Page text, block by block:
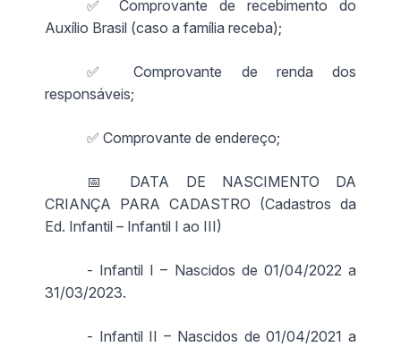
✅ Comprovante de recebimento do
Auxílio Brasil (caso a família receba);
✅ Comprovante de renda dos
responsáveis;
✅ Comprovante de endereço;
📅 DATA DE NASCIMENTO DA
CRIANÇA PARA CADASTRO (Cadastros da
Ed. Infantil – Infantil I ao III)
- Infantil I – Nascidos de 01/04/2022 a
31/03/2023.
- Infantil II – Nascidos de 01/04/2021 a